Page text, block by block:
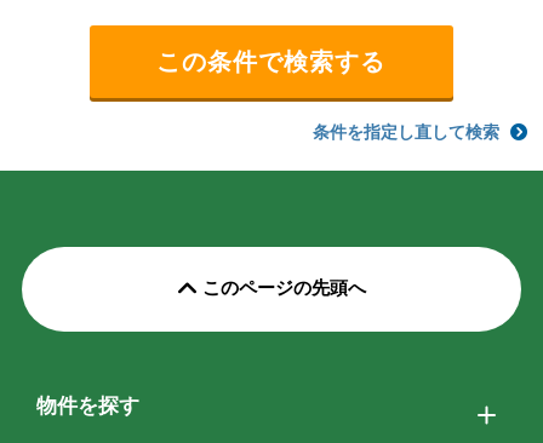
条件を指定し直して検索
このページの先頭へ
物件を探す